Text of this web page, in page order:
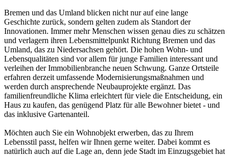
Bremen und das Umland blicken nicht nur auf eine lange
Geschichte zurück, sondern gelten zudem als Standort der
Innovationen. Immer mehr Menschen wissen genau dies zu schätzen
und verlagern ihren Lebensmittelpunkt Richtung Bremen und das
Umland, das zu Niedersachsen gehört. Die hohen Wohn- und
Lebensqualitäten sind vor allem für junge Familien interessant und
verleihen der Immobilienbranche neuen Schwung. Ganze Ortsteile
erfahren derzeit umfassende Modernisierungsmaßnahmen und
werden durch ansprechende Neubauprojekte ergänzt. Das
familienfreundliche Klima erleichtert für viele die Entscheidung, ein
Haus zu kaufen, das genügend Platz für alle Bewohner bietet - und
das inklusive Gartenanteil.
Möchten auch Sie ein Wohnobjekt erwerben, das zu Ihrem
Lebensstil passt, helfen wir Ihnen gerne weiter. Dabei kommt es
natürlich auch auf die Lage an, denn jede Stadt im Einzugsgebiet hat